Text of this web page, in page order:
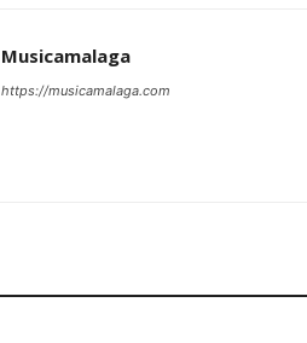
Musicamalaga
https://musicamalaga.com